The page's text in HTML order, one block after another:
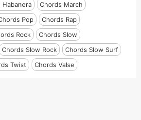
Habanera
Chords March
Pop
Chords Rap
Rock
Chords Slow
Chords Slow Rock
Chords Slow Surf
Twist Chords Valse